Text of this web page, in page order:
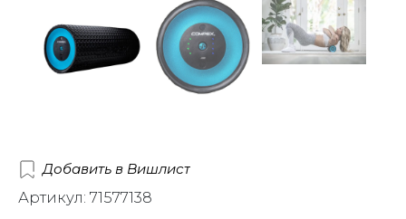
Добавить в Вишлист
Артикул: 71577138